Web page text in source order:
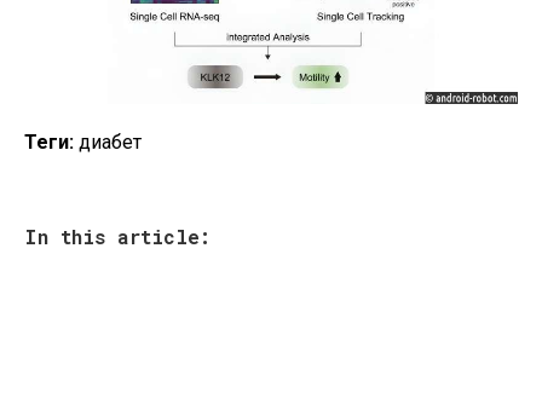
Теги: диабет
In this article: